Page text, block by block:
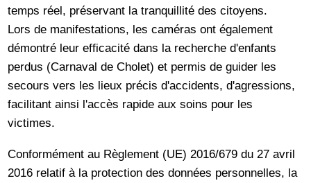
temps réel, préservant la tranquillité des citoyens.
Lors de manifestations, les caméras ont également
démontré leur efficacité dans la recherche d'enfants
perdus (Carnaval de Cholet) et permis de guider les
secours vers les lieux précis d'accidents, d'agressions,
facilitant ainsi l'accès rapide aux soins pour les
victimes.
Conformément au Règlement (UE) 2016/679 du 27 avril
2016 relatif à la protection des données personnelles, la